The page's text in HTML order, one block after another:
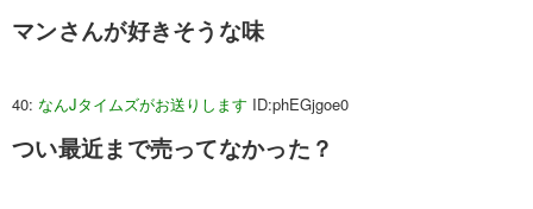
マンさんが好きそうな味
40: なんJタイムズがお送りします ID:phEGjgoe0
つい最近まで売ってなかった？